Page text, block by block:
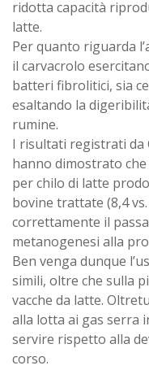
ridotta capacità
latte.
Per quanto riguarda
il carvacrolo
batteri fibrolitici, sia
esaltando la
rumine.
I risultati registrati da
hanno dimostrato
per chilo di latte
bovine trattate (8,4
correttamente il
metanogenesi alla
Ben venga dunque
simili, oltre che sulla
vacche da latte.
alla lotta ai gas serra
servire rispetto alla
corso.